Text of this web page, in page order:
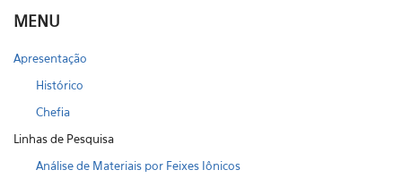
MENU
Apresentação
Histórico
Chefia
Linhas de Pesquisa
Análise de Materiais por Feixes Iônicos